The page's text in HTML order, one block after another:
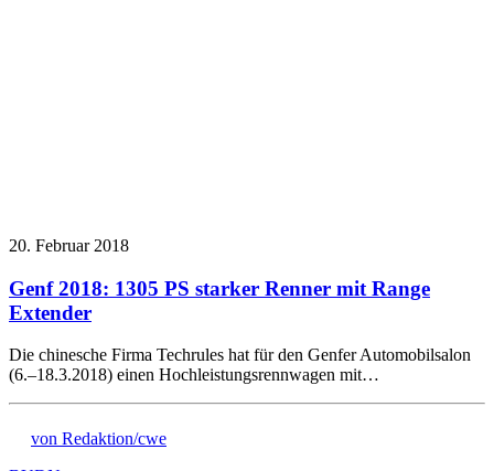
20. Februar 2018
Genf 2018: 1305 PS starker Renner mit Range
Extender
Die chinesche Firma Techrules hat für den Genfer Automobilsalon
(6.–18.3.2018) einen Hochleistungsrennwagen mit…
von Redaktion/cwe